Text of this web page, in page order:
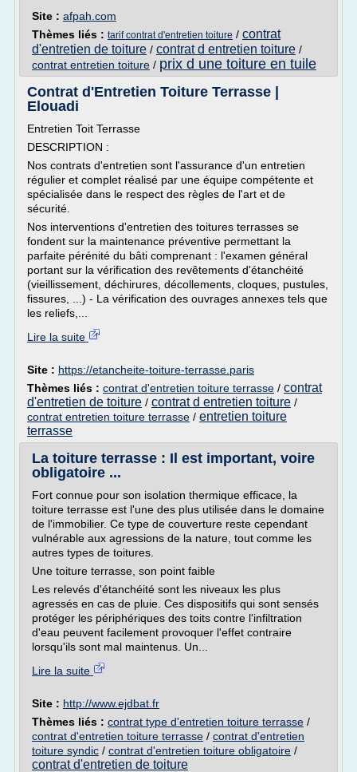
Site : afpah.com
Thèmes liés : tarif contrat d'entretien toiture / contrat
d'entretien de toiture / contrat d entretien toiture /
contrat entretien toiture / prix d une toiture en tuile
Contrat d'Entretien Toiture Terrasse |
Elouadi
Entretien Toit Terrasse
DESCRIPTION :
Nos contrats d'entretien sont l'assurance d'un entretien
régulier et complet réalisé par une équipe compétente et
spécialisée dans le respect des règles de l'art et de
sécurité.
Nos interventions d'entretien des toitures terrasses se
fondent sur la maintenance préventive permettant la
parfaite pérénité du bâti comprenant : l'examen général
portant sur la vérification des revêtements d'étanchéité
(vieillissement, déchirures, décollements, cloques, pustules,
fissures, ...) - La vérification des ouvrages annexes tels que
les reliefs,...
Lire la suite
Site : https://etancheite-toiture-terrasse.paris
Thèmes liés : contrat d'entretien toiture terrasse / contrat
d'entretien de toiture / contrat d entretien toiture /
contrat entretien toiture terrasse / entretien toiture
terrasse
La toiture terrasse : Il est important, voire
obligatoire ...
Fort connue pour son isolation thermique efficace, la
toiture terrasse est l'une des plus utilisée dans le domaine
de l'immobilier. Ce type de couverture reste cependant
vulnérable aux agressions de la nature, tout comme les
autres types de toitures.
Une toiture terrasse, son point faible
Les relevés d'étanchéité sont les niveaux les plus
agressés en cas de pluie. Ces dispositifs qui sont sensés
protéger les périphériques des toits contre l'infiltration
d'eau peuvent facilement provoquer l'effet contraire
lorsqu'ils sont mal maintenus. Un...
Lire la suite
Site : http://www.ejdbat.fr
Thèmes liés : contrat type d'entretien toiture terrasse /
contrat d'entretien toiture terrasse / contrat d'entretien
toiture syndic / contrat d'entretien toiture obligatoire /
contrat d'entretien de toiture